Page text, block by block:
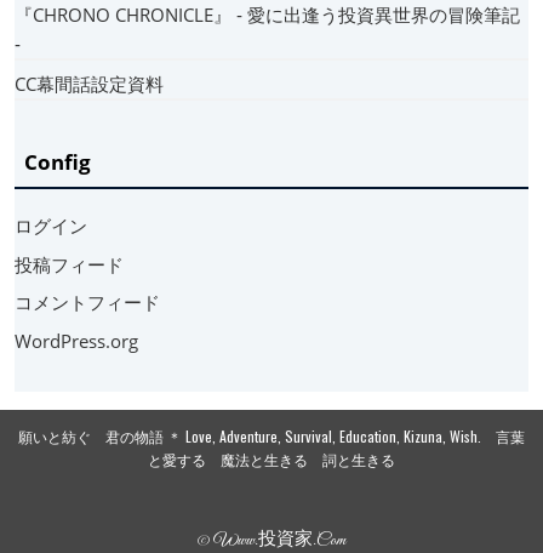
『CHRONO CHRONICLE』 ‐ 愛に出逢う投資異世界の冒険筆記
‐
CC幕間話設定資料
Config
ログイン
投稿フィード
コメントフィード
WordPress.org
願いと紡ぐ 君の物語 ＊ Love, Adventure, Survival, Education, Kizuna, Wish. 言葉
と愛する 魔法と生きる 詞と生きる
© Www.投資家.com